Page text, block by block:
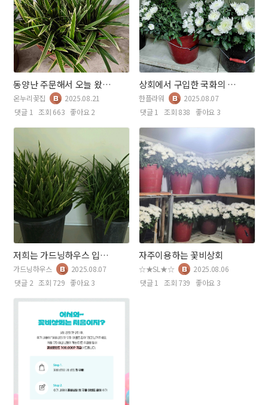
동양난 주문해서 오늘 왔어요~~~
온누리꽃집
2025.08.21
댓글 1
조회 663 좋아요 2
상회에서 구입한 국화의 화형이 넘 예뻐요~
한플라워
2025.08.07
댓글 1
조회 838 좋아요 3
저희는 가드닝하우스 입니다 ^^
가드닝하우스
2025.08.07
댓글 2 조회 729 좋아요 3
자주이용하는 꽃비상회
☆★SL★☆
2025.08.06
댓글 1
조회 739 좋아요 3